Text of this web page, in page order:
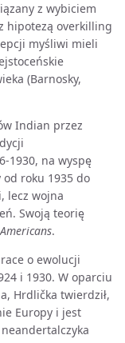
z wybiciem
hipotezą overkilling
myśliwi mieli
(Barnosky,
Indian przez
1930, na wyspę
od roku 1935 do
lecz wojna
Swoją teorię
.
o ewolucji
i 1930. W oparciu
Hrdlička twierdził,
Europy i jest